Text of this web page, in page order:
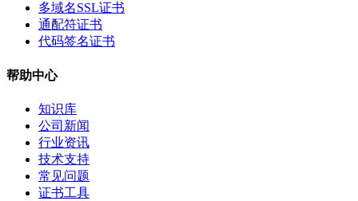
多域名SSL证书
通配符证书
代码签名证书
帮助中心
知识库
公司新闻
行业资讯
技术支持
常见问题
证书工具